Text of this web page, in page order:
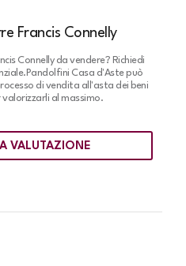
Francis Connelly
Connelly da vendere? Richiedi
Pandolfini Casa d'Aste può
di vendita all'asta dei beni
al massimo.
VALUTAZIONE